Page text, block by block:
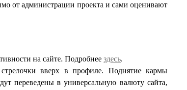
от администрации проекта и сами оценивают
на сайте. Подробнее здесь.
вверх в профиле. Поднятие кармы
переведены в универсальную валюту сайта,